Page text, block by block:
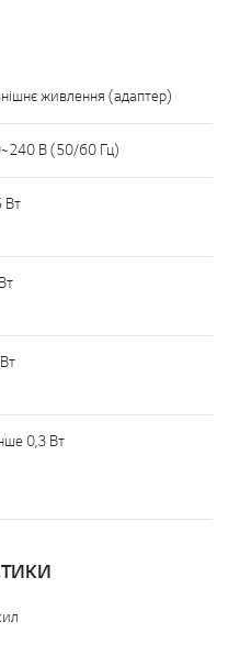
живлення (адаптер)
В (50/60 Гц)
Вт
0,3 Вт